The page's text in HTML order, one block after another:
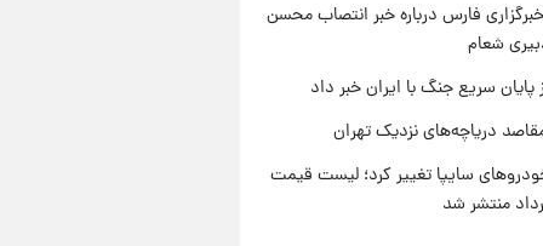
فارس درباره خبر انتصاب محسن
شعام
پایان سریع جنگ با ایران خبر داد
دریاچه‌های نزدیک تهران
سایپا تغییر کرد؛ لیست قیمت